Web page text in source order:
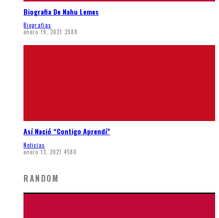
Biografia De Nahu Lemes
Biografias
enero 19, 2021 3988
Así Nació “Contigo Aprendí”
Noticias
enero 13, 2021 4580
RANDOM